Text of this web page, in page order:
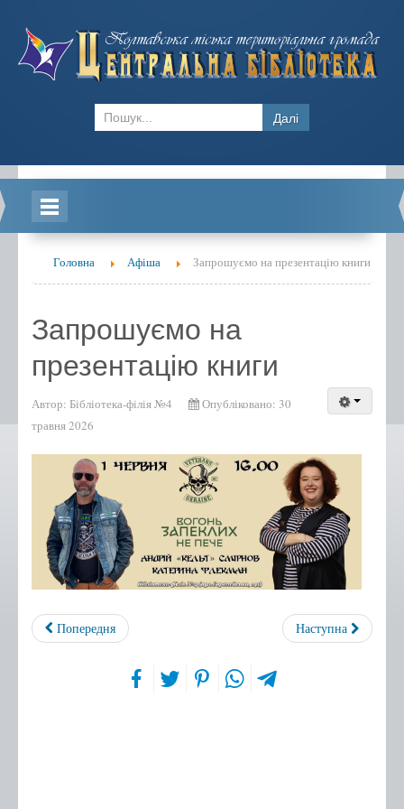
Далі
Новини
Блоги
Відділ обслуговування ЦБ
Бібліотека-філія №1
Бібліотека-філія №2
Бібліотека-філія №4
Бібліотека-філія №5
Бібліотека-філія №6
Бібліотека-філія №7
Бібліотека-філія №9
Бібліотека-філія №10
Бібліотека-філія №12
Бібліотека-філія №13
Головна Афіша Запрошуємо на презентацію книги
Запрошуємо на
презентацію книги
Автор: Бібліотека-філія №4
Опубліковано: 30
травня 2026
Попередня Наступна